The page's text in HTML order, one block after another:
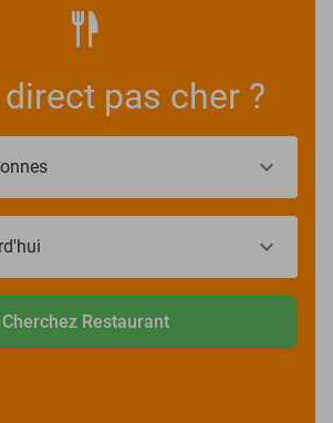
pas cher ?
Cherchez Restaurant